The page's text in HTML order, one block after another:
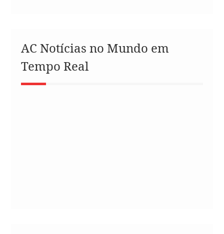
AC Notícias no Mundo em
Tempo Real